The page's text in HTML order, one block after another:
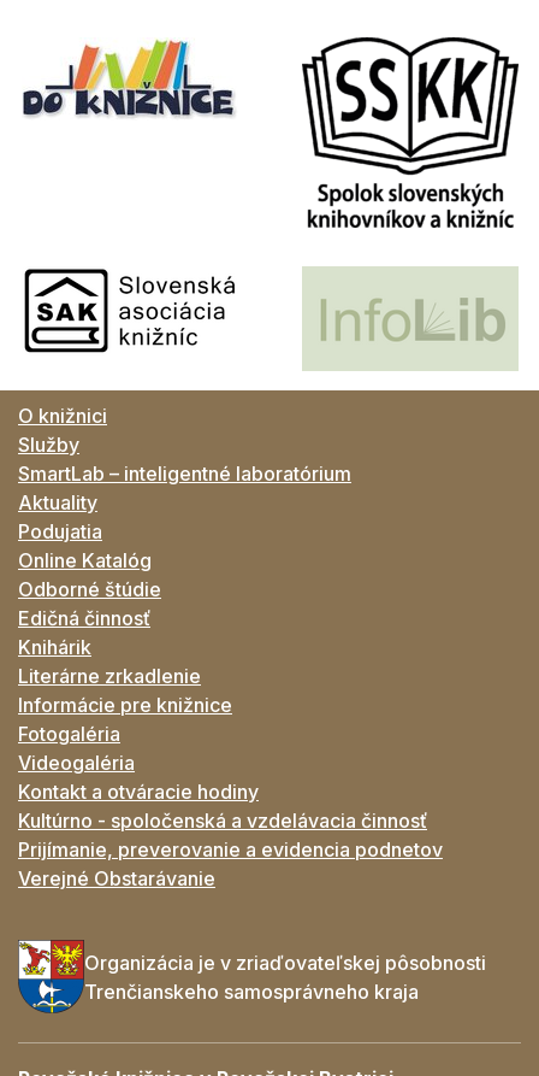
O knižnici
Služby
SmartLab – inteligentné laboratórium
Aktuality
Podujatia
Online Katalóg
Odborné štúdie
Edičná činnosť
Knihárik
Literárne zrkadlenie
Informácie pre knižnice
Fotogaléria
Videogaléria
Kontakt a otváracie hodiny
Kultúrno - spoločenská a vzdelávacia činnosť
Prijímanie, preverovanie a evidencia podnetov
Verejné Obstarávanie
Organizácia je v zriaďovateľskej pôsobnosti
Trenčianskeho samosprávneho kraja